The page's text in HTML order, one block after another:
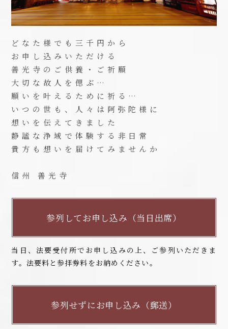
どなた様でも三千円から
お申し込みいただける
善光寺のご供養・ご祈願
大切な故人を偲ぶ…
願いを叶えるために祈る…
いつの世も、人々は阿弥陀様に
想いを伝えてきました
静謐な浄域で体験する非日常
貴方も想いを届けてみませんか
信州 善光寺
参列してお申し込み（当日出席）
当日、法要受付所でお申し込みの上、ご参列いただきま
す。法要料と参拝券料をお納めください。
参列せずにお申し込み（郵送）